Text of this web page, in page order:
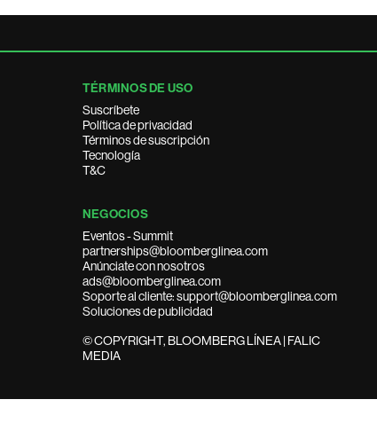
TÉRMINOS DE USO
Suscríbete
Política de privacidad
Términos de suscripción
Tecnología
T&C
NEGOCIOS
Eventos - Summit
partnerships@bloomberglinea.com
Anúnciate con nosotros
ads@bloomberglinea.com
Soporte al cliente: support@bloomberglinea.com
Soluciones de publicidad
© COPYRIGHT, BLOOMBERG LÍNEA | FALIC
MEDIA